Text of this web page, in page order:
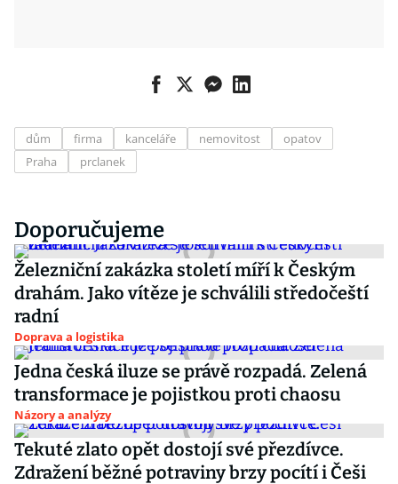
dům firma kanceláře nemovitost
opatov
Praha
prclanek
Doporučujeme
Železniční zakázka století míří k Českým
drahám. Jako vítěze je schválili středočeští
radní
Doprava a logistika
Jedna česká iluze se právě rozpadá. Zelená
transformace je pojistkou proti chaosu
Názory a analýzy
Tekuté zlato opět dostojí své přezdívce.
Zdražení běžné potraviny brzy pocítí i Češi